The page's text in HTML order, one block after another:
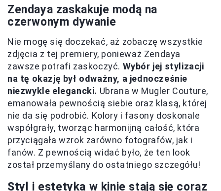
Zendaya zaskakuje modą na
czerwonym dywanie
Nie mogę się doczekać, aż zobaczę wszystkie
zdjęcia z tej premiery, ponieważ Zendaya
zawsze potrafi zaskoczyć. Wybór jej stylizacji
na tę okazję był odważny, a jednocześnie
niezwykle elegancki. Ubrana w Mugler Couture,
emanowała pewnością siebie oraz klasą, której
nie da się podrobić. Kolory i fasony doskonale
współgrały, tworząc harmonijną całość, która
przyciągała wzrok zarówno fotografów, jak i
fanów. Z pewnością widać było, że ten look
został przemyślany do ostatniego szczegółu!
Styl i estetyka w kinie stają się coraz